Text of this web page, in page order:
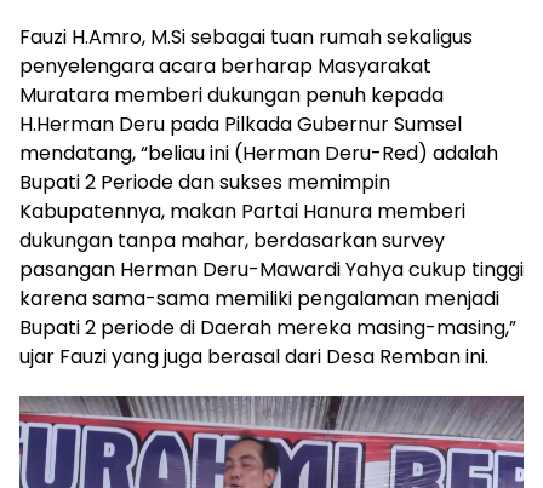
Fauzi H.Amro, M.Si sebagai tuan rumah sekaligus
penyelengara acara berharap Masyarakat
Muratara memberi dukungan penuh kepada
H.Herman Deru pada Pilkada Gubernur Sumsel
mendatang, “beliau ini (Herman Deru-Red) adalah
Bupati 2 Periode dan sukses memimpin
Kabupatennya, makan Partai Hanura memberi
dukungan tanpa mahar, berdasarkan survey
pasangan Herman Deru-Mawardi Yahya cukup tinggi
karena sama-sama memiliki pengalaman menjadi
Bupati 2 periode di Daerah mereka masing-masing,”
ujar Fauzi yang juga berasal dari Desa Remban ini.